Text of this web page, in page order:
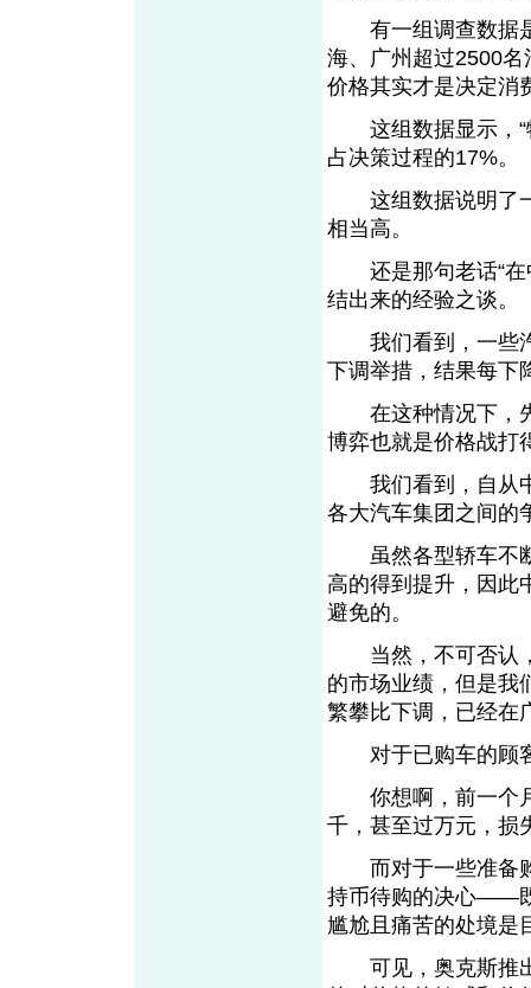
有一组调查数据是
海、广州超过2500
价格其实才是决定消
这组数据显示，“
占决策过程的17%。
这组数据说明了一
相当高。
还是那句老话“在
结出来的经验之谈
我们看到，一些汽
下调举措，结果每下
在这种情况下，先
博弈也就是价格战打
我们看到，自从中
各大汽车集团之间
虽然各型轿车不断
高的得到提升，因此
避免的。
当然，不可否认，
的市场业绩，但是
繁攀比下调，已经在
对于已购车的顾客
你想啊，前一个月
千，甚至过万元，损
而对于一些准备购
持币待购的决心——
尴尬且痛苦的处境是
可见，奥克斯推出